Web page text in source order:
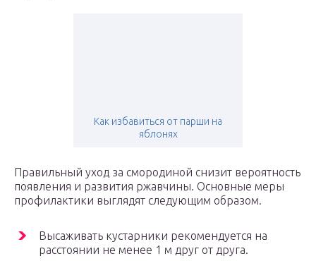
Как избавиться от парши на
яблонях
Правильный уход за смородиной снизит вероятность
появления и развития ржавчины. Основные меры
профилактики выглядят следующим образом.
Высаживать кустарники рекомендуется на
расстоянии не менее 1 м друг от друга.